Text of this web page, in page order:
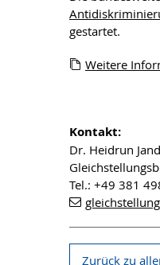
gestartet.
Weitere
Kontakt:
Dr. Heidrun
Tel.: +49 381
Zurück zu